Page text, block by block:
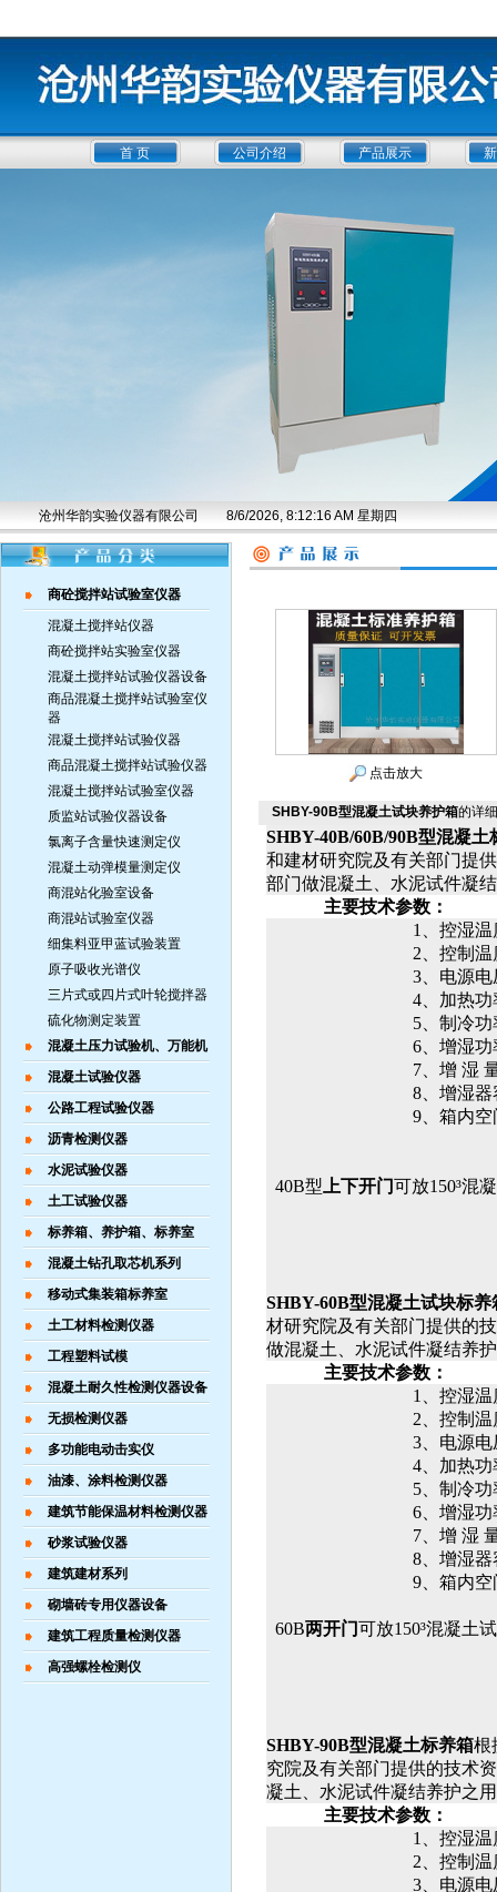
首 页 公司介绍 产品展示
沧州华韵实验仪器有限公司 8/6/2026, 8:12:17 AM 星期四
商砼搅拌站试验室仪器
混凝土搅拌站仪器
商砼搅拌站实验室仪器
混凝土搅拌站试验仪器设备
商品混凝土搅拌站试验室仪
器
混凝土搅拌站试验仪器
商品混凝土搅拌站试验仪器
混凝土搅拌站试验室仪器
质监站试验仪器设备
氯离子含量快速测定仪
混凝土动弹模量测定仪
商混站化验室设备
商混站试验室仪器
细集料亚甲蓝试验装置
原子吸收光谱仪
三片式或四片式叶轮搅拌器
硫化物测定装置
混凝土压力试验机、万能机
混凝土试验仪器
公路工程试验仪器
沥青检测仪器
水泥试验仪器
土工试验仪器
标养箱、养护箱、标养室
混凝土钻孔取芯机系列
移动式集装箱标养室
土工材料检测仪器
工程塑料试模
混凝土耐久性检测仪器设备
无损检测仪器
多功能电动击实仪
油漆、涂料检测仪器
建筑节能保温材料检测仪器
砂浆试验仪器
建筑建材系列
砌墙砖专用仪器设备
建筑工程质量检测仪器
高强螺栓检测仪
点击放大
SHBY-90B型混凝土试块养护箱的详
SHBY-40B/60B/90B型混凝土
和建材研究院及有关部门提
部门做混凝土、水泥试件凝
主要技术参数：
1
、控湿
2 、控制
3 、电源
4 、加热
5 、制冷
6 、增湿
7 、增 湿
8 、增湿
9 、箱内
40B型 上下开门可放150³混
SHBY-60B型混凝土试块标养
材研究院及有关部门提供的
做混凝土、水泥试件凝结养
主要技术参数：
1
、控湿
2 、控制
3 、电源
4 、加热
5 、制冷
6 、增湿
7 、增 湿
8 、增湿
9 、箱内
60B两开门可放150³混凝土
SHBY-90B型混凝土标养箱根
究院及有关部门提供的技术
凝土、水泥试件凝结养护之
主要技术参数：
1
、控湿
2 、控制
3 、电源